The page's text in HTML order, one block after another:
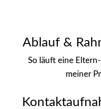
Ablauf &
So läuft eine
meiner